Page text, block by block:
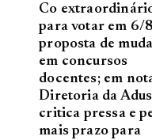
Co
para votar em 6/8
proposta de
em concursos
docentes; em
Diretoria da
critica pressa e
mais prazo para